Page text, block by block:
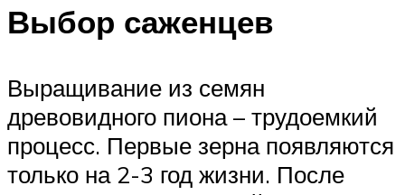
Выбор саженцев
Выращивание из семян
древовидного пиона – трудоемкий
процесс. Первые зерна появляются
только на 2-3 год жизни. После